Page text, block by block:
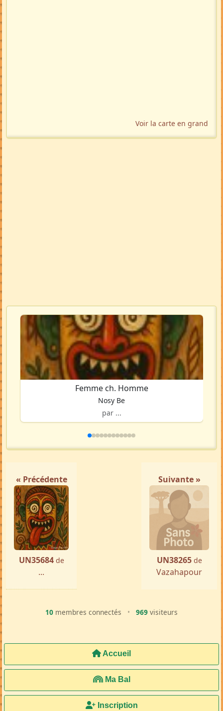
Voir la carte en grand
Femme ch. Homme
Nosy Be
par ...
« Précédente
UN35684 de
...
Suivante »
UN38265 de
Vazahapour
10 membres connectés • 969 visiteurs
Accueil
Ma Bal
Inscription